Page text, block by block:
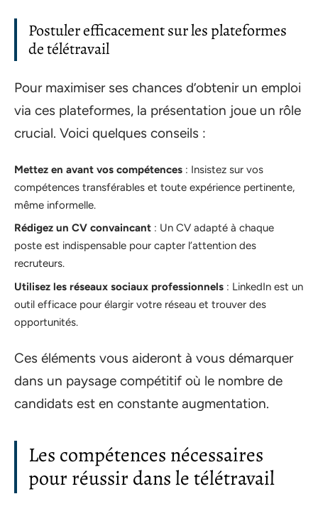
Postuler efficacement sur les plateformes
de télétravail
Pour maximiser ses chances d’obtenir un emploi
via ces plateformes, la présentation joue un rôle
crucial. Voici quelques conseils :
Mettez en avant vos compétences : Insistez sur vos
compétences transférables et toute expérience pertinente,
même informelle.
Rédigez un CV convaincant : Un CV adapté à chaque
poste est indispensable pour capter l’attention des
recruteurs.
Utilisez les réseaux sociaux professionnels : LinkedIn est un
outil efficace pour élargir votre réseau et trouver des
opportunités.
Ces éléments vous aideront à vous démarquer
dans un paysage compétitif où le nombre de
candidats est en constante augmentation.
Les compétences nécessaires
pour réussir dans le télétravail